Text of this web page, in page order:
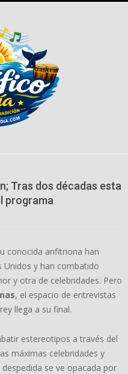
Tras dos décadas esta
programa
conocida anfitriona han
Unidos y han combatido
y otra de celebridades. Pero
, el espacio de entrevistas
llega a su final.
estereotipos a través del
máximas celebridades y
se ve opacada por